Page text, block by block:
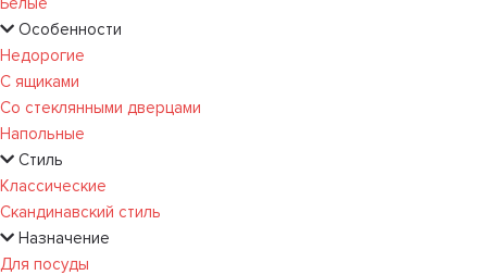
Особенности
Недорогие
С ящиками
Со стеклянными дверцами
Напольные
Стиль
Классические
Скандинавский стиль
Назначение
Для посуды